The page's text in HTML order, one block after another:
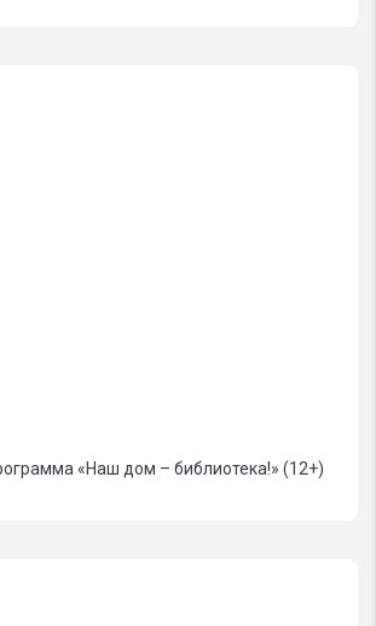
«Наш дом – библиотека!» (12+)